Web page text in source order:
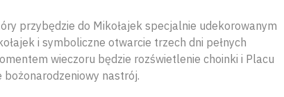
przybędzie do Mikołajek specjalnie udekorowanym
i symboliczne otwarcie trzech dni pełnych
wieczoru będzie rozświetlenie choinki i Placu
nastrój.